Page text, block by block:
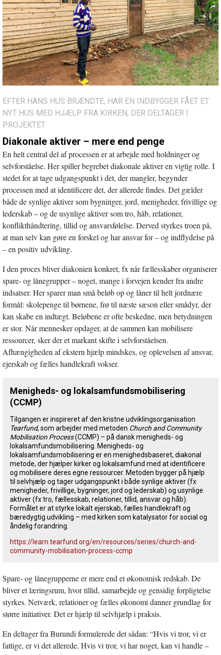
EFTER HANS HUS BRÆNDTE, HAR EN INDBYGGER FÅET ET
NYT HUS MED HJÆLP FRA KIRKEN, DER DELTAGER I
PROJEKTET.
Diakonale aktiver – mere end penge
En helt central del af processen er at arbejde med holdninger og
selvforståelse. Her spiller begrebet diakonale aktiver en vigtig rolle. I
stedet for at tage udgangspunkt i det, der mangler, begynder
processen med at identificere det, der allerede findes. Det gælder
både de synlige aktiver som bygninger, jord, menigheder, frivillige og
lederskab – og de usynlige aktiver som tro, håb, relationer,
konflikthåndtering, tillid og ansvarsfølelse. Derved styrkes troen på,
at man selv kan gøre en forskel og har ansvar for – og indflydelse på
– en positiv udvikling.
I den proces bliver diakonien konkret, fx når fællesskaber organiserer
spare- og lånegrupper – noget, mange i forvejen kender fra andre
indsatser. Her sparer man små beløb op og låner til helt jordnære
formål: skolepenge til børnene, frø til næste sæson eller smådyr, der
kan skabe en indtægt. Beløbene er ofte beskedne, men betydningen
er stor. Når mennesker opdager, at de sammen kan mobilisere
ressourcer, sker der et markant skifte i selvforståelsen.
Afhængigheden af ekstern hjælp mindskes, og oplevelsen af ansvar,
ejerskab og fælles handlekraft vokser.
Menigheds- og lokalsamfundsmobilisering
(CCMP)
Tilgangen er inspireret af den kristne udviklingsorganisation
Tearfund, som arbejder med metoden Church and Community
Mobilisation Process(CCMP) – på dansk menigheds- og
lokalsamfundsmobilisering. Menigheds- og
lokalsamfundsmobilisering er en menighedsbaseret, diakonal
metode, der hjælper kirker og lokalsamfund med at identificere
og mobilisere deres egne ressourcer. Metoden bygger på hjælp
til selvhjælp og tager udgangspunkt i både synlige aktiver (fx
menigheder, frivillige, bygninger, jord og lederskab) og usynlige
aktiver (fx tro, fællesskab, relationer, tillid, ansvar og håb).
Formålet er at styrke lokalt ejerskab, fælles handlekraft og
bæredygtig udvikling – med kirken som katalysator for social og
åndelig forandring.
https://learn.tearfund.org/en/resources/series/church-and-
community-mobilisation-process-ccmp
Spare- og lånegrupperne er mere end et økonomisk redskab. De
bliver et læringsrum, hvor tillid, samarbejde og gensidig forpligtelse
styrkes. Netværk, relationer og fælles økonomi danner grundlag for
større initiativer. Det er hjælp til selvhjælp i praksis.
En deltager fra Burundi formulerede det sådan: “Hvis vi tror, vi er
fattige, er vi det allerede. Hvis vi tror, vi har noget, kan vi handle –